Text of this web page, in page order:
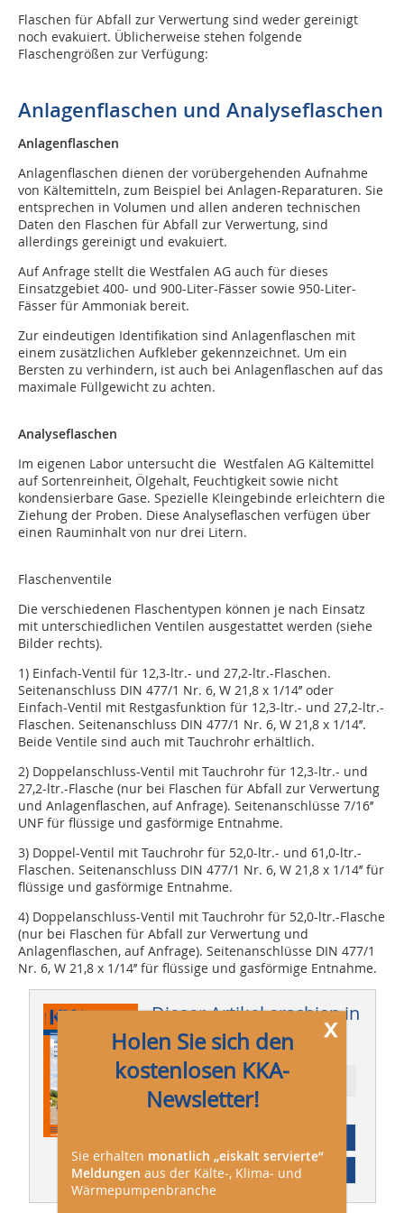
Flaschen für Abfall zur Verwertung sind weder gereinigt
noch evakuiert. Üblicherweise stehen folgende
Flaschengrößen zur Verfügung:
Anlagenflaschen und Analyseflaschen
Anlagenflaschen
Anlagenflaschen dienen der vorübergehenden Aufnahme
von Kältemitteln, zum Beispiel bei Anlagen-Reparaturen. Sie
entsprechen in Volumen und allen anderen technischen
Daten den Flaschen für Abfall zur Verwer­tung, sind
allerdings gereinigt und evakuiert.
Auf Anfrage stellt die Westfalen AG auch für dieses
Einsatzgebiet 400- und 900-Liter-Fässer sowie 950-Liter-
Fässer für Ammoniak bereit.
Zur eindeutigen Identifikation sind Anlagenflaschen mit
einem zusätzlichen Aufkleber gekennzeichnet. Um ein
Bersten zu verhindern, ist auch bei Anlagenflaschen auf das
maximale Füllgewicht zu achten.
Analyseflaschen
Im eigenen Labor untersucht die Westfalen AG Kältemittel
auf Sortenreinheit, Ölgehalt, Feuchtigkeit sowie nicht
kondensierbare Gase. Spezielle Kleingebinde erleichtern die
Ziehung der Proben. Diese Analyse­flaschen verfügen über
einen Rauminhalt von nur drei Litern.
Flaschenventile
Die verschiedenen Flaschentypen können je nach Einsatz
mit unterschiedlichen Ventilen ausgestattet werden (siehe
Bilder rechts).
1) Einfach-Ventil für 12,3-ltr.- und 27,2-ltr.-Flaschen.
Seitenanschluss DIN 477/1 Nr. 6, W 21,8 x 1/14’’ oder
Einfach-Ventil mit Restgasfunktion für 12,3-ltr.- und 27,2-ltr.-
Flaschen. Seitenanschluss DIN 477/1 Nr. 6, W 21,8 x 1/14’’.
Beide Ventile sind auch mit Tauchrohr erhältlich.
2) Doppelanschluss-Ventil mit Tauchrohr für 12,3-ltr.- und
27,2-ltr.-Flasche (nur bei Flaschen für Abfall zur Verwertung
und An­lagenflaschen, auf Anfrage). Seitenan­schlüsse 7/16’’
UNF für flüssige und gasförmige Entnahme.
3) Doppel-Ventil mit Tauchrohr für 52,0-ltr.- und 61,0-ltr.-
Flaschen. Seitenanschluss DIN 477/1 Nr. 6, W 21,8 x 1/14’’ für
flüssige und gasförmige Entnahme.
4) ­Doppelanschluss-Ventil mit Tauchrohr für 52,0-ltr.-Flasche
(nur bei Flaschen für Abfall zur Verwertung und
Anlagenflaschen, auf Anfrage). Seitenanschlüsse DIN 477/1
Nr. 6, W 21,8 x 1/14’’ für flüssige und gasförmige Entnahme.
Dieser Artikel erschien in
KKA 03/2011
Ressort:
Inhaltsverzeichnis
x
Holen Sie sich den
kostenlosen KKA-
Newsletter!
Sie erhalten monatlich „eiskalt servierte“
Meldungen aus der Kälte-, Klima- und
Wärmepumpenbranche